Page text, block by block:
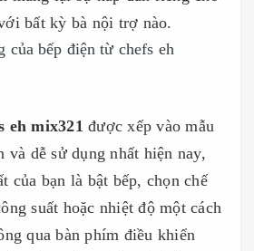
bất kỳ bà nội trợ nào.
của bếp điện từ chefs eh
eh mix321 được xếp vào mẫu
và dễ sử dụng nhất hiện nay,
của bạn là bật bếp, chọn chế
suất hoặc nhiệt độ một cách
qua bàn phím điều khiển